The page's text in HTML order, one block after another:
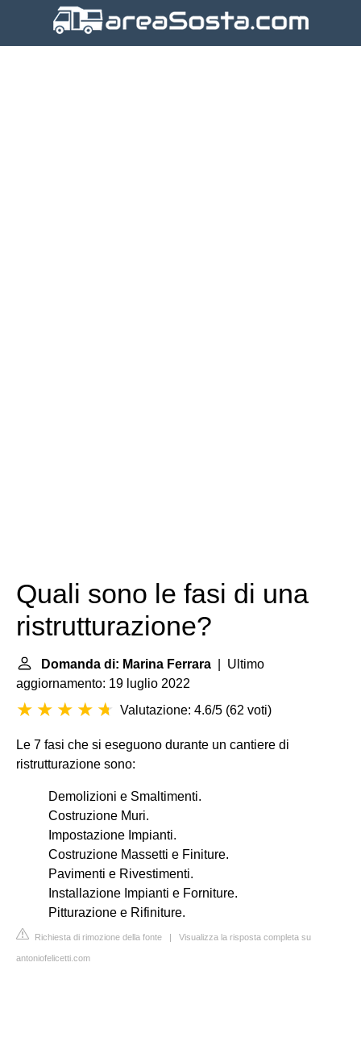
Quali sono le fasi di una
ristrutturazione?
Domanda di: Marina Ferrara | Ultimo
aggiornamento: 19 luglio 2022
Valutazione: 4.6/5 (62 voti)
Le 7 fasi che si eseguono durante un cantiere di
ristrutturazione sono:
Demolizioni e Smaltimenti.
Costruzione Muri.
Impostazione Impianti.
Costruzione Massetti e Finiture.
Pavimenti e Rivestimenti.
Installazione Impianti e Forniture.
Pitturazione e Rifiniture.
Richiesta di rimozione della fonte | Visualizza la risposta completa su
antoniofelicetti.com